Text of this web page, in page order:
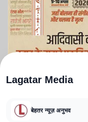
Lagatar Media
बेहतर न्यूज़ अनुभव